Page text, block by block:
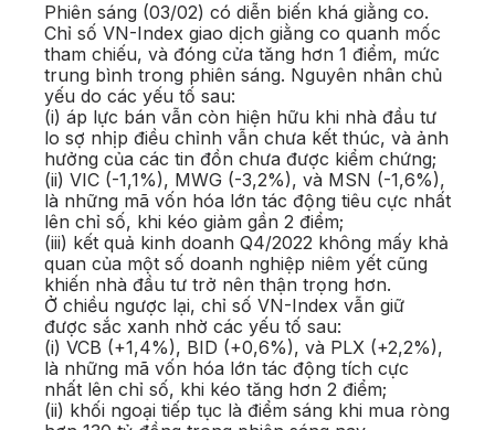
Phiên sáng (03/02) có diễn biến khá giằng co.
Chỉ số VN-Index giao dịch giằng co quanh mốc
tham chiếu, và đóng cửa tăng hơn 1 điểm, mức
trung bình trong phiên sáng. Nguyên nhân chủ
yếu do các yếu tố sau:
(i) áp lực bán vẫn còn hiện hữu khi nhà đầu tư
lo sợ nhịp điều chỉnh vẫn chưa kết thúc, và ảnh
hưởng của các tin đồn chưa được kiểm chứng;
(ii) VIC (-1,1%), MWG (-3,2%), và MSN (-1,6%),
là những mã vốn hóa lớn tác động tiêu cực nhất
lên chỉ số, khi kéo giảm gần 2 điểm;
(iii) kết quả kinh doanh Q4/2022 không mấy khả
quan của một số doanh nghiệp niêm yết cũng
khiến nhà đầu tư trở nên thận trọng hơn.
Ở chiều ngược lại, chỉ số VN-Index vẫn giữ
được sắc xanh nhờ các yếu tố sau:
(i) VCB (+1,4%), BID (+0,6%), và PLX (+2,2%),
là những mã vốn hóa lớn tác động tích cực
nhất lên chỉ số, khi kéo tăng hơn 2 điểm;
(ii) khối ngoại tiếp tục là điểm sáng khi mua ròng